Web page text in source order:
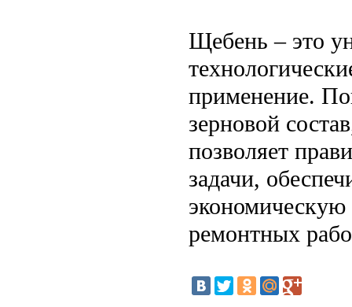
Щебень – это
применение.
зерновой
позволяет
задачи,
экономическую
ремонтных